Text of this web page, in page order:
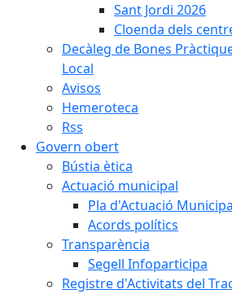
Sant Jordi 2026
Cloenda dels
Decàleg de Bones
Local
Avisos
Hemeroteca
Rss
Govern obert
Bústia ètica
Actuació municipal
Pla d'Actuació
Acords polítics
Transparència
Segell Infoparticipa
Registre d'Activitats del